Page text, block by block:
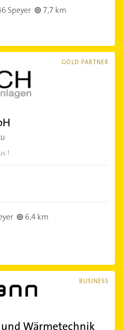
Speyer
7,7 km
GOLD PARTNER
!
6,4 km
BUSINESS
Wärmetechnik